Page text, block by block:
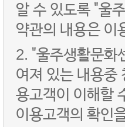
알 수 있도록 "울
약관의 내용은 이
2. "울주생활문화
여져 있는 내용중
용고객이 이해할
이용고객의 확인